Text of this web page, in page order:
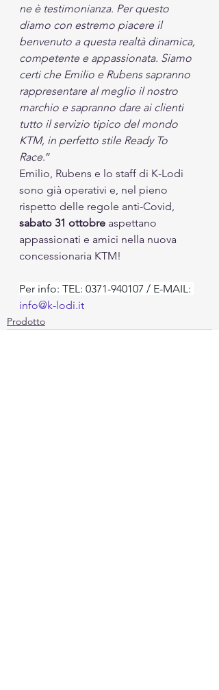
ne è testimonianza. Per questo
diamo con estremo piacere il
benvenuto a questa realtà dinamica,
competente e appassionata. Siamo
certi che Emilio e Rubens sapranno
rappresentare al meglio il nostro
marchio e sapranno dare ai clienti
tutto il servizio tipico del mondo
KTM, in perfetto stile Ready To
Race.”
Emilio, Rubens e lo staff di K-Lodi
sono già operativi e, nel pieno
rispetto delle regole anti-Covid,
sabato 31 ottobre aspettano
appassionati e amici nella nuova
concessionaria KTM!
Per info: TEL: 0371-940107 / E-MAIL:
info@k-lodi.it
Prodotto